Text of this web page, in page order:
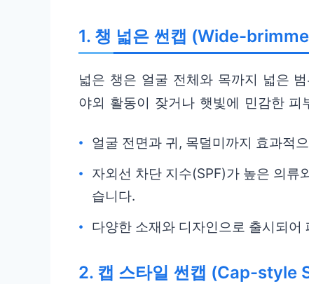
1. 챙 넓은 썬캡 (Wide-
넓은 챙은 얼굴 전체와 목까지 넓은
야외 활동이 잦거나 햇빛에 민감한
얼굴 전면과 귀, 목덜미까지 효과적
자외선 차단 지수(SPF)가 높은 의류
습니다.
다양한 소재와 디자인으로 출시되어
2. 캡 스타일 썬캡 (Cap-style